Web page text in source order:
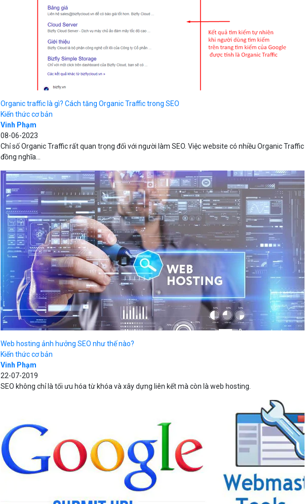
Bảng giá
Organic traffic là gì? Cách tăng Organic Traffic trong SEO
Kiến thức cơ bản
Vinh Phạm
08-06-2023
Chỉ số Organic Traffic rất quan trọng đối với người làm SEO. Việc website có nhiều Organic Traffic
đồng nghĩa...
Web hosting ảnh hưởng SEO như thế nào?
Kiến thức cơ bản
Vinh Phạm
22-07-2019
SEO không chỉ là tối ưu hóa từ khóa và xây dựng liên kết mà còn là web hosting.